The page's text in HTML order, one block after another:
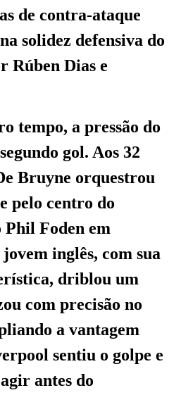
de contra-ataque
solidez defensiva do
Rúben Dias e
tempo, a pressão do
gol. Aos 32
Bruyne orquestrou
pelo centro do
Phil Foden em
inglês, com sua
driblou um
com precisão no
a vantagem
sentiu o golpe e
antes do